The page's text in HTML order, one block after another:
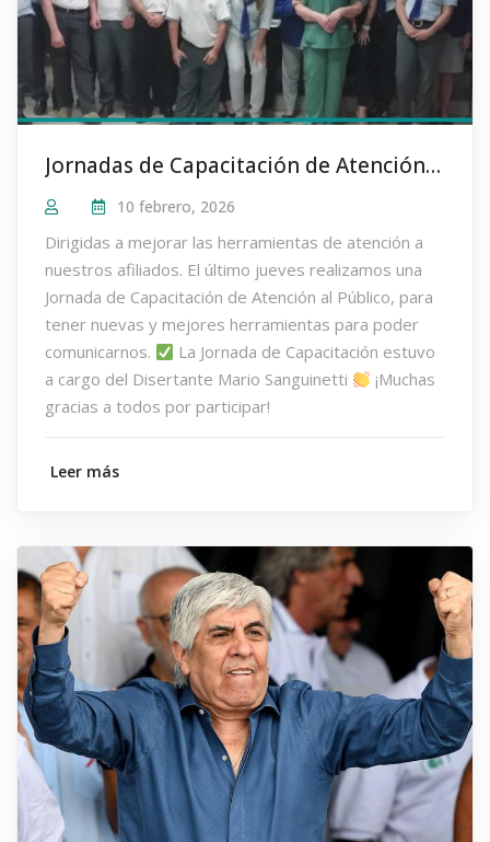
Jornadas de Capacitación de Atención al Público a cargo de Mario Sanguinetti
10 febrero, 2026
Dirigidas a mejorar las herramientas de atención a
nuestros afiliados. El último jueves realizamos una
Jornada de Capacitación de Atención al Público, para
tener nuevas y mejores herramientas para poder
comunicarnos.
La Jornada de Capacitación estuvo
a cargo del Disertante Mario Sanguinetti
¡Muchas
gracias a todos por participar!
Leer más